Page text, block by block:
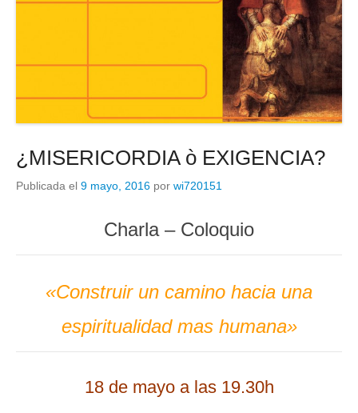
¿MISERICORDIA ò EXIGENCIA?
Publicada el 9 mayo, 2016 por wi720151
Charla – Coloquio
«Construir un camino hacia una
espiritualidad mas humana»
18 de mayo a las 19.30h